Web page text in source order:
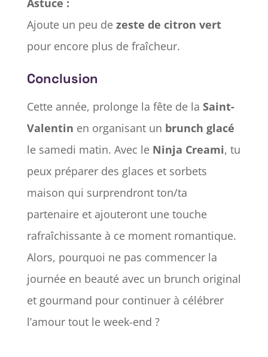
Astuce :
Ajoute un peu de zeste de citron vert
pour encore plus de fraîcheur.
Conclusion
Cette année, prolonge la fête de la Saint-
Valentin en organisant un brunch glacé
le samedi matin. Avec le Ninja Creami, tu
peux préparer des glaces et sorbets
maison qui surprendront ton/ta
partenaire et ajouteront une touche
rafraîchissante à ce moment romantique.
Alors, pourquoi ne pas commencer la
journée en beauté avec un brunch original
et gourmand pour continuer à célébrer
l’amour tout le week-end ?